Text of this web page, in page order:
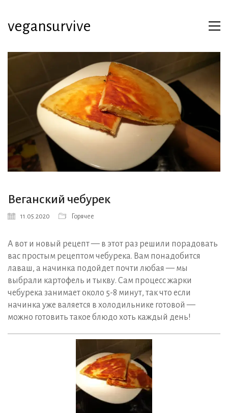
vegansurvive
Веганский чебурек
11.05.2020 Горячее
А вот и новый рецепт — в этот раз решили порадовать
вас простым рецептом чебурека. Вам понадобится
лаваш, а начинка подойдет почти любая — мы
выбрали картофель и тыкву. Сам процесс жарки
чебурека занимает около 5-8 минут, так что если
начинка уже валяется в холодильнике готовой —
можно готовить такое блюдо хоть каждый день!